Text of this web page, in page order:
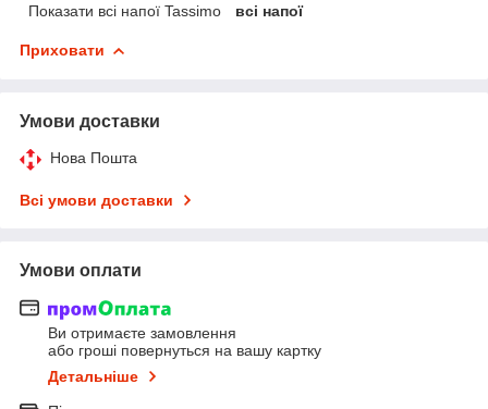
Показати всі напої Tassimo
всі напої
Приховати
Умови доставки
Нова Пошта
Всі умови доставки
Умови оплати
Ви отримаєте замовлення
або гроші повернуться на вашу картку
Детальніше